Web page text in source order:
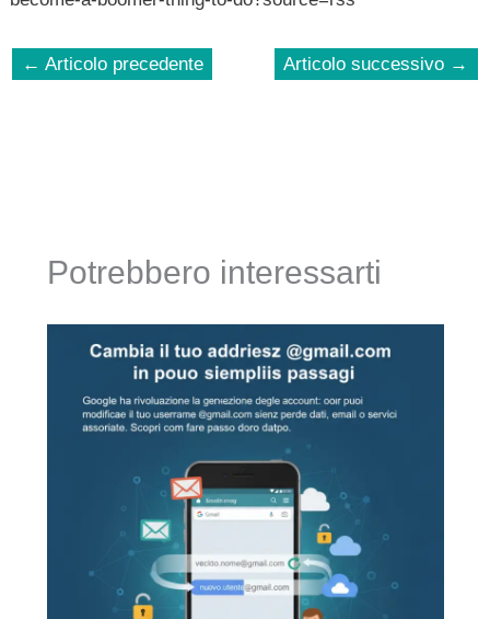
← Articolo precedente Articolo successivo →
Potrebbero interessarti